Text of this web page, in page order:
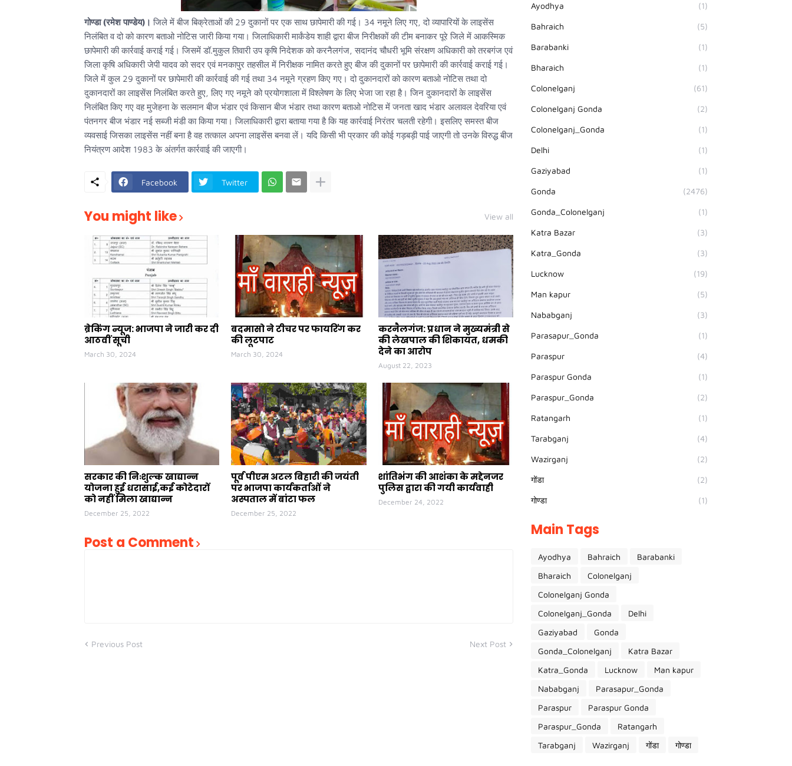
गोण्डा (रमेश पाण्डेय)। जिले में बीज बिक्रेताओं की 29 दुकानों पर एक साथ छापेमारी की गई। 34 नमूने लिए गए, दो व्यापारियों के लाइसेंस
निलंबित व दो को कारण बताओ नोटिस जारी किया गया। जिलाधिकारी मार्कंडेय शाही द्वारा बीज निरीक्षकों की टीम बनाकर पूरे जिले में आकस्मिक
छापेमारी की कार्रवाई कराई गई। जिसमें डॉ.मुकुल तिवारी उप कृषि निदेशक को करनैलगंज, सदानंद चौधरी भूमि संरक्षण अधिकारी को तरबगंज एवं
जिला कृषि अधिकारी जेपी यादव को सदर एवं मनकापुर तहसील में निरीक्षक नामित करते हुए बीज की दुकानों पर छापेमारी की कार्रवाई कराई गई।
जिले में कुल 29 दुकानों पर छापेमारी की कार्रवाई की गई तथा 34 नमूने ग्रहण किए गए। दो दुकानदारों को कारण बताओ नोटिस तथा दो
दुकानदारों का लाइसेंस निलंबित करते हुए, लिए गए नमूने को प्रयोगशाला में विश्लेषण के लिए भेजा जा रहा है। जिन दुकानदारों के लाइसेंस
निलंबित किए गए वह मुजेहना के सलमान बीज भंडार एवं किसान बीज भंडार तथा कारण बताओ नोटिस में जनता खाद भंडार अलावल देवरिया एवं
पंतनगर बीज भंडार नई सब्जी मंडी का किया गया। जिलाधिकारी द्वारा बताया गया है कि यह कार्रवाई निरंतर चलती रहेगी। इसलिए समस्त बीज
व्यवसाई जिसका लाइसेंस नहीं बना है वह तत्काल अपना लाइसेंस बनवा लें। यदि किसी भी प्रकार की कोई गड़बड़ी पाई जाएगी तो उनके विरुद्ध बीज
नियंत्रण आदेश 1983 के अंतर्गत कार्रवाई की जाएगी।
Facebook Twitter
You might like View all
ब्रेकिंग न्यूज: भाजपा ने जारी कर दी
आठवीं सूची
March 30, 2024
बदमासो ने टीचर पर फायरिंग कर
की लूटपाट
March 30, 2024
करनैलगंज: प्रधान ने मुख्यमंत्री से
की लेखपाल की शिकायत, धमकी
देने का आरोप
August 22, 2023
सरकार की निःशुल्क खाद्यान्न
योजना हुई धरासाई,कई कोटेदारों
को नहीं मिला खाद्यान्न
December 25, 2022
पूर्व पीएम अटल बिहारी की जयंती
पर भाजपा कार्यकर्ताओं ने
अस्पताल में बांटा फल
December 25, 2022
शांतिभंग की आशंका के मद्देनजर
पुलिस द्वारा की गयी कार्यवाही
December 24, 2022
Post a Comment
Previous Post Next Post
Ayodhya (1)
Bahraich (5)
Barabanki (1)
Bharaich (1)
Colonelganj (61)
Colonelganj Gonda (2)
Colonelganj_Gonda (1)
Delhi (1)
Gaziyabad (1)
Gonda (2476)
Gonda_Colonelganj (1)
Katra Bazar (3)
Katra_Gonda (3)
Lucknow (19)
Man kapur (5)
Nababganj (3)
Parasapur_Gonda (1)
Paraspur (4)
Paraspur Gonda (1)
Paraspur_Gonda (2)
Ratangarh (1)
Tarabganj (4)
Wazirganj (2)
गोंडा (2)
गोण्डा (1)
Main Tags
Ayodhya Bahraich
Barabanki
Bharaich
Colonelganj
Colonelganj Gonda
Colonelganj_Gonda
Delhi
Gaziyabad
Gonda
Gonda_Colonelganj
Katra Bazar
Katra_Gonda
Lucknow
Man kapur
Nababganj
Parasapur_Gonda
Paraspur
Paraspur Gonda
Paraspur_Gonda
Ratangarh
Tarabganj
Wazirganj गोंडा गोण्डा